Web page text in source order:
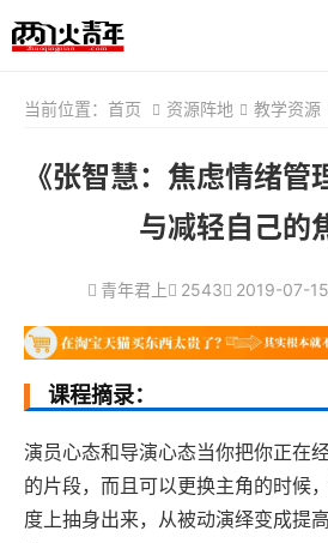
当前位置： 首页 资源阵地 教学资源
《张智慧：焦虑情绪管
与减轻自己的
青年君上 2543 2019-07-
课程摘录：
演员心态和导演心态当你把你正在
的片段，而且可以更换主角的时候
度上抽身出来，从被动演绎变成提